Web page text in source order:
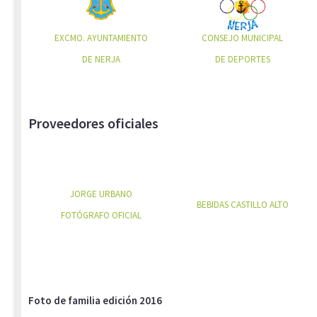
EXCMO. AYUNTAMIENTO
DE NERJA
CONSEJO MUNICIPAL
DE DEPORTES
Proveedores oficiales
JORGE URBANO
FOTÓGRAFO OFICIAL
BEBIDAS CASTILLO ALTO
Foto de familia edición 2016